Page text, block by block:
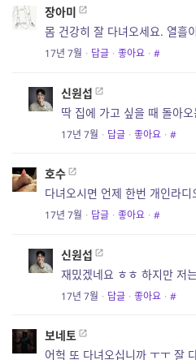
장아미
몸 건강히 잘 다녀오세요. 열흘
17년 7월 · 답글 · 좋아요 · #
신원섭
딱 집에 가고 싶을 때 돌아
17년 7월 · 답글 · 좋아요 · #
호수
다녀오시면 언제 한번 개인라디
17년 7월 · 답글 · 좋아요 · #
신원섭
재밌겠네요 ㅎㅎ 하지만 저
17년 7월 · 답글 · 좋아요 · #
보네토
어헉 또 다녀오십니까 ㅜㅜ 잘